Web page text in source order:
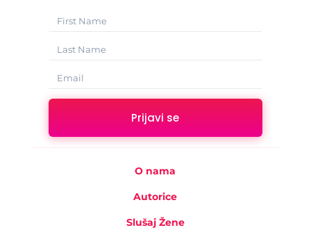
Prijavi se
O nama
Autorice
Slušaj Žene